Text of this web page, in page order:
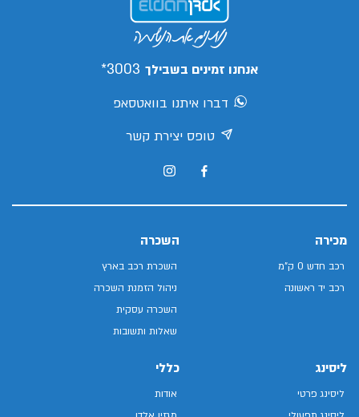
אנחנו זמינים בשבילך 3003*
דברו איתנו בוואטסאפ
טופס יצירת קשר
מכירה
רכב חדש 0 ק"מ
רכב יד ראשונה
השכרה
השכרת רכב בארץ
ניהול הזמנת השכרה
השכרה עסקית
שאלות ותשובות
ליסינג
ליסינג פרטי
כללי
אודות